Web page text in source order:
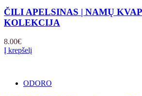
ČILI APELSINAS | NAMŲ
KOLEKCIJA
8.00€
Į krepšelį
ODORO